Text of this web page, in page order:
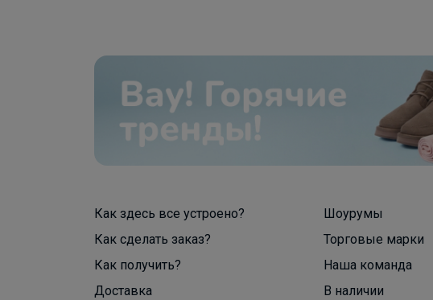
Как здесь все устроено?
Как сделать заказ?
Как получить?
Доставка
Шоурумы
Торговые марки
Наша команда
В наличии